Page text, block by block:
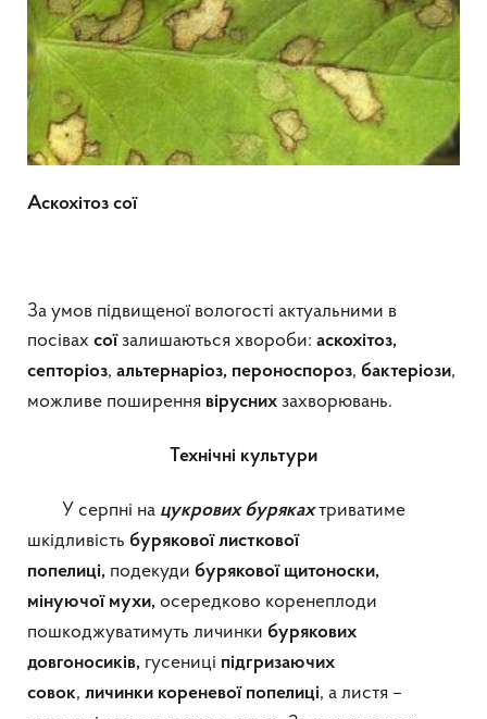
Аскохітоз сої
За умов підвищеної вологості актуальними в
посівах соїзалишаються хвороби: аскохітоз,
септоріоз, альтернаріоз, пероноспороз, бактеріози,
можливе поширення вірусних захворювань.
Технічні культури
У серпні на цукрових бурякахтриватиме
шкідливість бурякової листкової
попелиці, подекуди бурякової щитоноски,
мінуючої мухи, осередково коренеплоди
пошкоджуватимуть личинки бурякових
довгоносиків, гусениці підгризаючих
совок, личинки кореневої попелиці, а листя –